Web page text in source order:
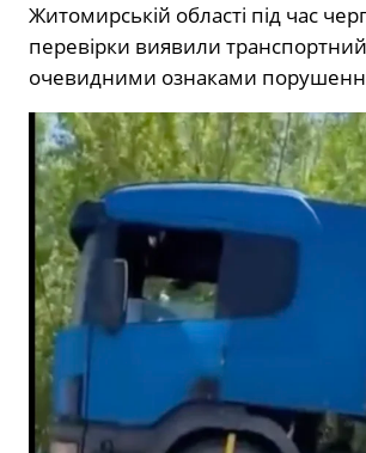
Житомирській області під час
перевірки виявили транспортний
очевидними ознаками